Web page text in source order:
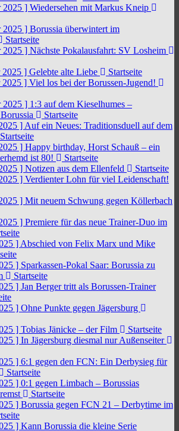
2025 ] Wiedersehen mit Markus Kneip
2025 ] Borussia überwintert im
Startseite
2025 ] Nächste Pokalausfahrt: SV Losheim
2025 ] Gelebte alte Liebe
Startseite
2025 ] Viel los bei der Borussen-Jugend!
2025 ] 1:3 auf dem Kieselhumes –
Startseite
] Auf ein Neues: Traditionsduell auf dem
Startseite
] Happy birthday, Horst Schauß – ein
ist 80!
Startseite
] Notizen aus dem Ellenfeld
Startseite
] Verdienter Lohn für viel Leidenschaft!
] Mit neuem Schwung gegen Köllerbach
] Premiere für das neue Trainer-Duo im
] Abschied von Felix Marx und Mike
] Sparkassen-Pokal Saar: Borussia zu
Startseite
] Jan Berger tritt als Borussen-Trainer
] Ohne Punkte gegen Jägersburg
] Tobias Jänicke – der Film
Startseite
] In Jägersburg diesmal nur Außenseiter
] 6:1 gegen den FCN: Ein Derbysieg für
Startseite
] 0:1 gegen Limbach – Borussias
Startseite
] Borussia gegen FCN 21 – Derbytime im
] Kann Borussia die kleine Serie